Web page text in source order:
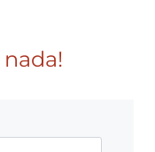
nada!